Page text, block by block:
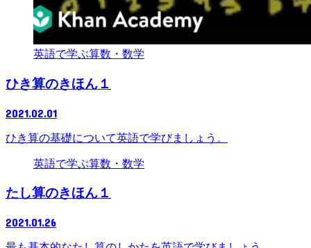
英語で学ぶ算数・数学
ひき算のきほん１
2021.02.01
ひき算の基礎について英語で学びましょう。
英語で学ぶ算数・数学
たし算のきほん１
2021.01.26